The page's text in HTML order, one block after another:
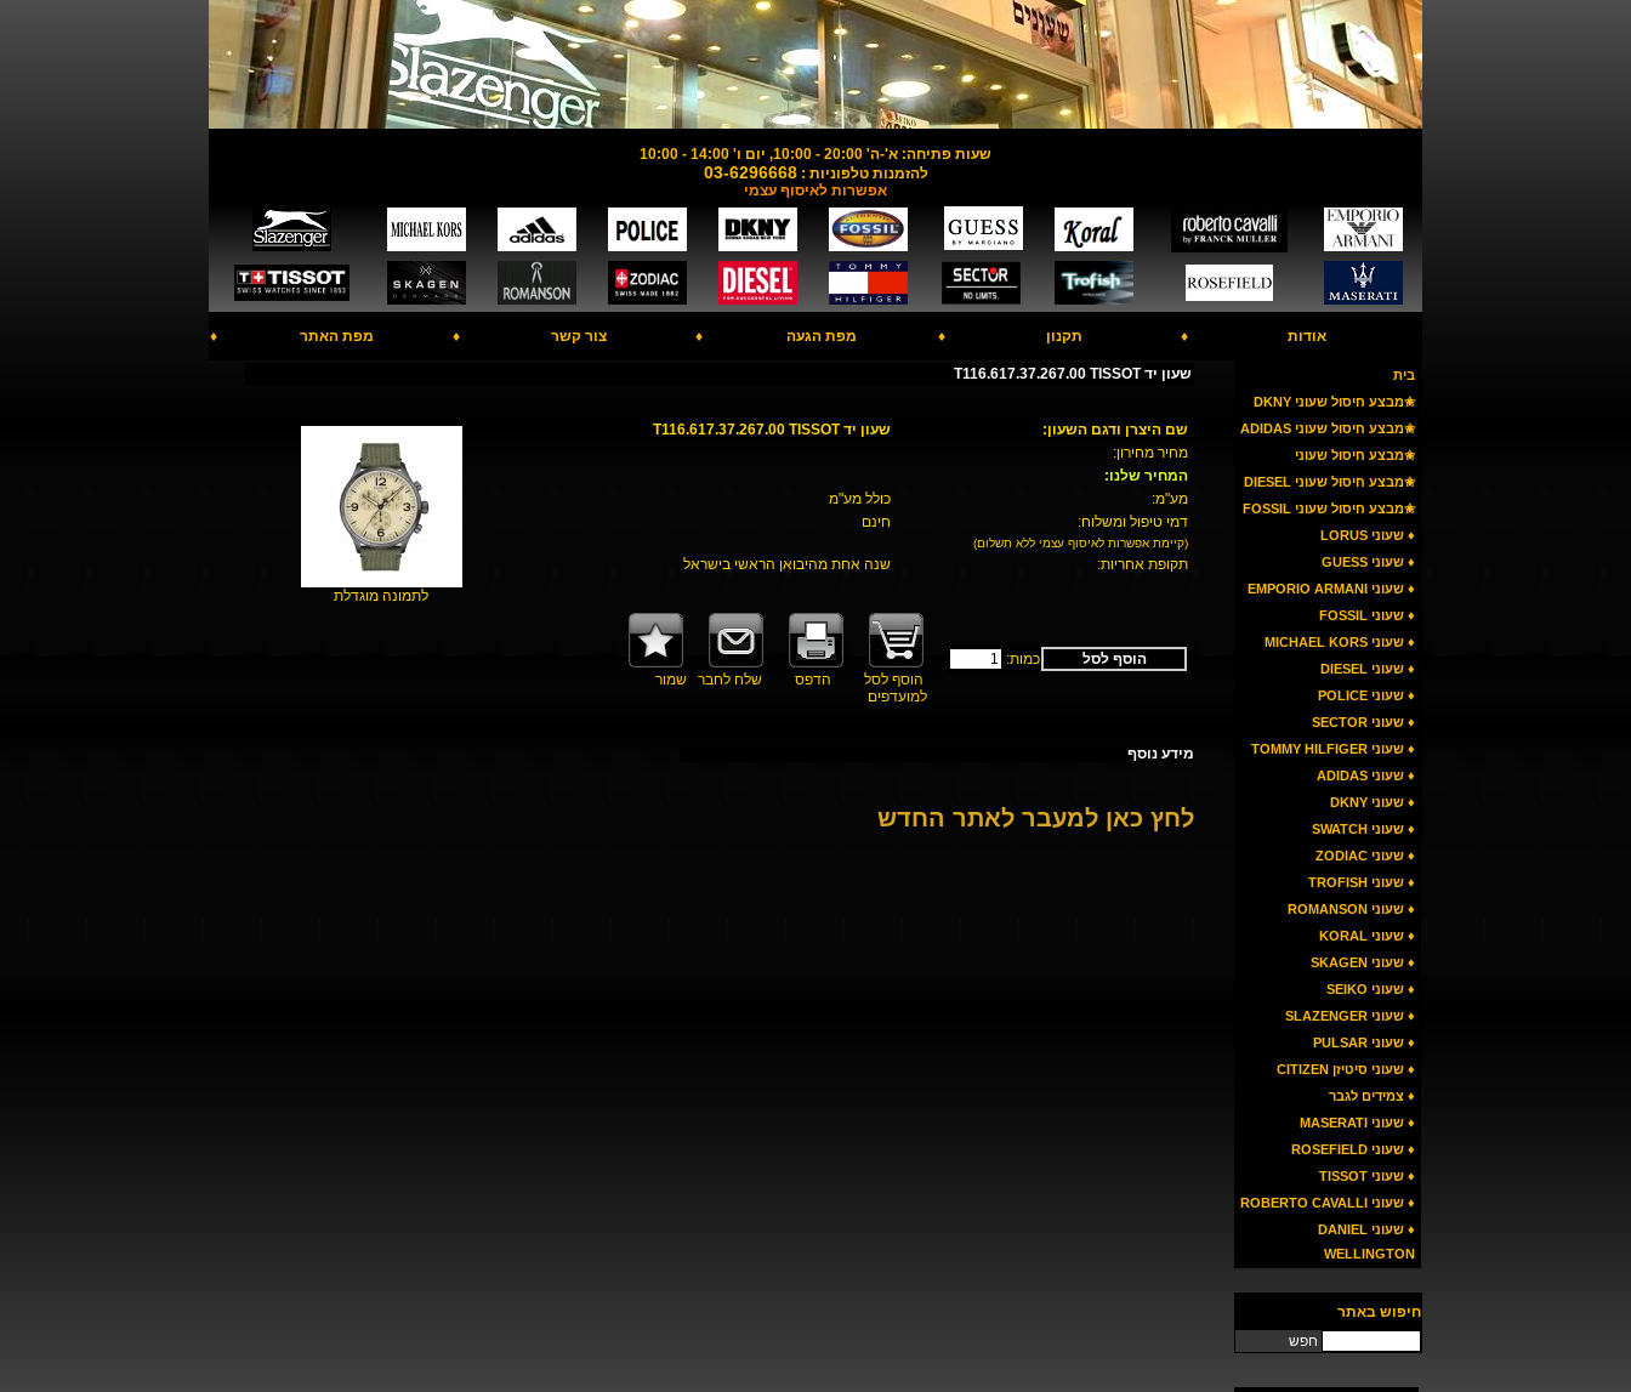
שעות פתיחה: א'-ה' 20:00 - 10:00, יום ו' 14:00 - 10:00
להזמנות טלפוניות :03-6296668
אפשרות לאיסוף עצמי
אודות ♦ תקנון ♦ מפת הגעה ♦ צור קשר ♦ מפת האתר ♦
בית
✬מבצע חיסול שעוני DKNY
✬מבצע חיסול שעוני ADIDAS
✬מבצע חיסול שעוני
ARMANI
✬מבצע חיסול שעוני DIESEL
✬מבצע חיסול שעוני FOSSIL
♦ שעוני LORUS
♦ שעוני GUESS
♦ שעוני EMPORIO ARMANI
♦ שעוני FOSSIL
♦ שעוני MICHAEL KORS
♦ שעוני DIESEL
♦ שעוני POLICE
♦ שעוני SECTOR
♦ שעוני TOMMY HILFIGER
♦ שעוני ADIDAS
♦ שעוני DKNY
♦ שעוני SWATCH
♦ שעוני ZODIAC
♦ שעוני TROFISH
♦ שעוני ROMANSON
♦ שעוני KORAL
♦ שעוני SKAGEN
♦ שעוני SEIKO
♦ שעוני SLAZENGER
♦ שעוני PULSAR
♦ שעוני סיטיזן CITIZEN
♦ צמידים לגבר
♦ שעוני MASERATI
♦ שעוני ROSEFIELD
♦ שעוני TISSOT
♦ שעוני ROBERTO CAVALLI
♦ שעוני DANIEL
WELLINGTON
חיפוש באתר
חפש
שעון יד T116.617.37.267.00 TISSOT
שם היצרן ודגם השעון:
שעון יד T116.617.37.267.00 TISSOT
מחיר מחירון:
המחיר שלנו:
מע"מ:
כולל מע"מ
דמי טיפול ומשלוח:
חינם
(קיימת אפשרות לאיסוף עצמי ללא תשלום)
תקופת אחריות: שנה אחת מהיבואן הראשי בישראל
הוסף לסל
כמות:
הוסף לסל
הדפס שלח לחבר שמור
למועדפים
לתמונה מוגדלת
מידע נוסף
לחץ כאן למעבר לאתר החדש